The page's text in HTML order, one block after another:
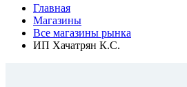
Главная
Магазины
Все магазины рынка
ИП Хачатрян К.С.